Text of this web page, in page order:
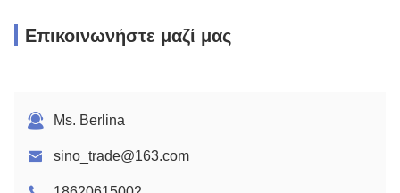
Επικοινωνήστε μαζί μας
Ms. Berlina
sino_trade@163.com